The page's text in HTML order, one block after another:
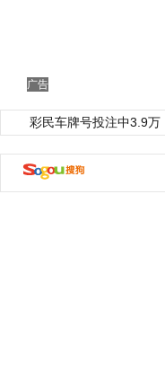
广告
彩民车牌号投注中3.9万